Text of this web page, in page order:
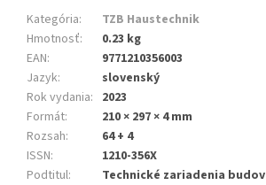
Kategória:
TZB Haustechnik
Hmotnosť:
0.23 kg
EAN:
9771210356003
Jazyk:
slovenský
Rok vydania: 2023
Formát:
210 × 297 × 4 mm
Rozsah:
64 + 4
ISSN:
1210-356X
Podtitul: Technické zariadenia budov